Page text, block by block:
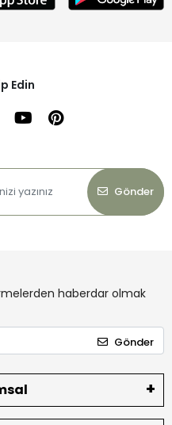
Edin
Gönder
haberdar olmak
Gönder